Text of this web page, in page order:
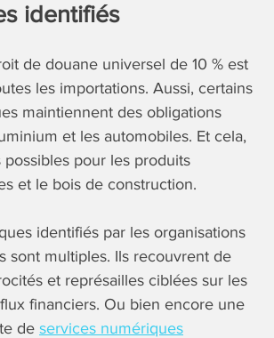
identifiés
de douane universel de 10 % est
les importations. Aussi, certains
maintiennent des obligations
et les automobiles. Et cela,
possibles pour les produits
et le bois de construction.
identifiés par les organisations
sont multiples. Ils recouvrent de
et représailles ciblées sur les
financiers. Ou bien encore une
de services numériques